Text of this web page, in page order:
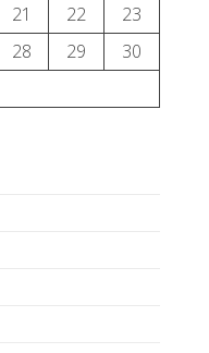
21 22
23
28 29
30